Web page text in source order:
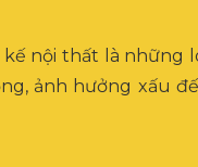
nội thất là những
ảnh hưởng xấu